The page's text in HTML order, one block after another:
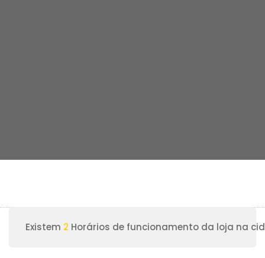
Existem 2 Horários de funcionamento da loja na